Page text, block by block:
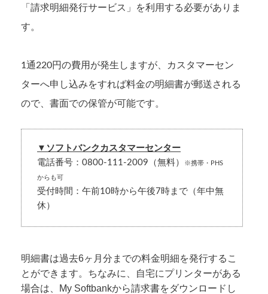
「請求明細発行サービス」を利用する必要がありま
す。
1通220円の費用が発生しますが、カスタマーセン
ターへ申し込みをすれば料金の明細書が郵送される
ので、書面での保管が可能です。
▼ソフトバンクカスタマーセンター
電話番号：0800-111-2009（無料）
※携帯・PHS
からも可
受付時間：午前10時から午後7時まで（年中無
休）
明細書は過去6ヶ月分までの料金明細を発行するこ
とができます。ちなみに、自宅にプリンターがある
場合は、My Softbankから請求書をダウンロードし